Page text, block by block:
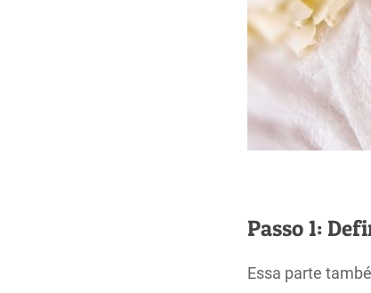
Passo 1:
Essa parte